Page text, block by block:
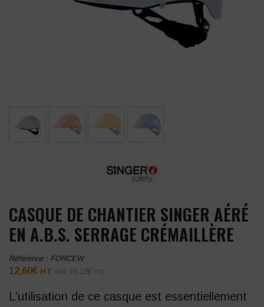
CASQUE DE CHANTIER SINGER AÉRÉ
EN A.B.S. SERRAGE CRÉMAILLÈRE
Référence : FORCEW
12,60€ HT soit 15,12€ TTC
L’utilisation de ce casque est essentiellement